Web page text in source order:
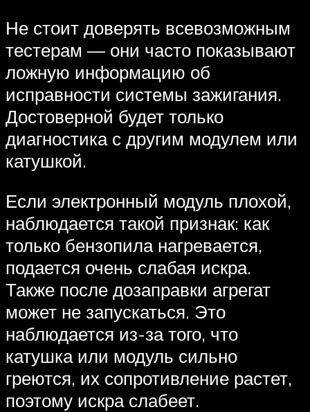
Не стоит доверять всевозможным
тестерам — они часто показывают
ложную информацию об
исправности системы зажигания.
Достоверной будет только
диагностика с другим модулем или
катушкой.
Если электронный модуль плохой,
наблюдается такой признак: как
только бензопила нагревается,
подается очень слабая искра.
Также после дозаправки агрегат
может не запускаться. Это
наблюдается из-за того, что
катушка или модуль сильно
греются, их сопротивление растет,
поэтому искра слабеет.